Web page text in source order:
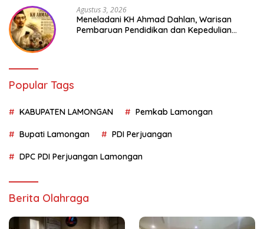
Agustus 3, 2026
Meneladani KH Ahmad Dahlan, Warisan
Pembaruan Pendidikan dan Kepedulian
Popular Tags
KABUPATEN LAMONGAN Pemkab Lamongan
Bupati Lamongan PDI Perjuangan
DPC PDI Perjuangan Lamongan
Berita Olahraga